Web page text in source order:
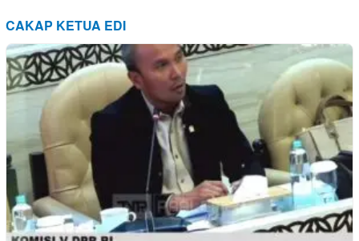
CAKAP KETUA EDI